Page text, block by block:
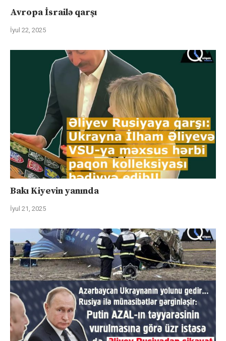
Avropa İsrailə qarşı
İyul 22, 2025
Bakı Kiyevin yanında
İyul 21, 2025